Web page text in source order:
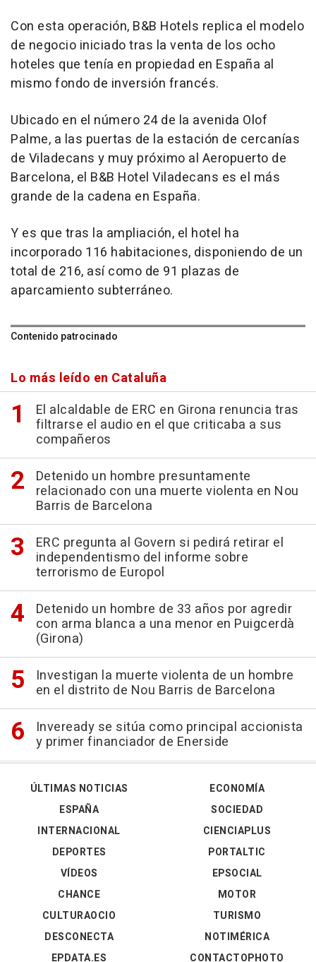
Con esta operación, B&B Hotels replica el modelo
de negocio iniciado tras la venta de los ocho
hoteles que tenía en propiedad en España al
mismo fondo de inversión francés.
Ubicado en el número 24 de la avenida Olof
Palme, a las puertas de la estación de cercanías
de Viladecans y muy próximo al Aeropuerto de
Barcelona, el B&B Hotel Viladecans es el más
grande de la cadena en España.
Y es que tras la ampliación, el hotel ha
incorporado 116 habitaciones, disponiendo de un
total de 216, así como de 91 plazas de
aparcamiento subterráneo.
Contenido patrocinado
Lo más leído en Cataluña
El alcaldable de ERC en Girona renuncia tras
filtrarse el audio en el que criticaba a sus
compañeros
Detenido un hombre presuntamente
relacionado con una muerte violenta en Nou
Barris de Barcelona
ERC pregunta al Govern si pedirá retirar el
independentismo del informe sobre
terrorismo de Europol
Detenido un hombre de 33 años por agredir
con arma blanca a una menor en Puigcerdà
(Girona)
Investigan la muerte violenta de un hombre
en el distrito de Nou Barris de Barcelona
Inveready se sitúa como principal accionista
y primer financiador de Enerside
ÚLTIMAS NOTICIAS
ESPAÑA
INTERNACIONAL
DEPORTES
VÍDEOS
ECONOMÍA
SOCIEDAD
CIENCIAPLUS
PORTALTIC
EPSOCIAL
CHANCE
CULTURAOCIO
DESCONECTA
EPDATA.ES
MOTOR
TURISMO
NOTIMÉRICA
CONTACTOPHOTO